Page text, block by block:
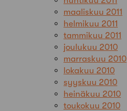
maaliskuu 2011
helmikuu 2011
tammikuu 2011
joulukuu 2010
marraskuu 2010
lokakuu 2010
syyskuu 2010
heinäkuu 2010
toukokuu 2010